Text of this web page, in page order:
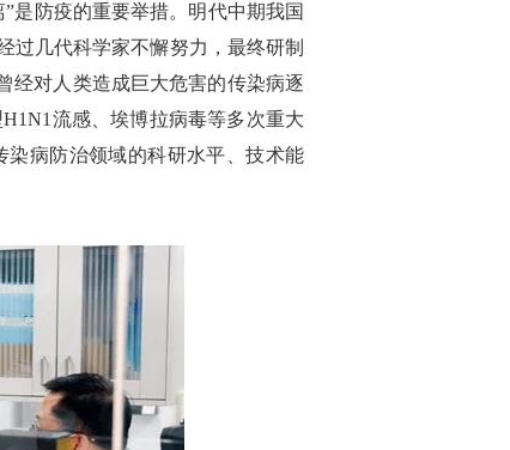
是防疫的重要举措。明代中期我国
过几代科学家不懈努力，最终研制
经对人类造成巨大危害的传染病逐
流感、埃博拉病毒等多次重大
病防治领域的科研水平、技术能